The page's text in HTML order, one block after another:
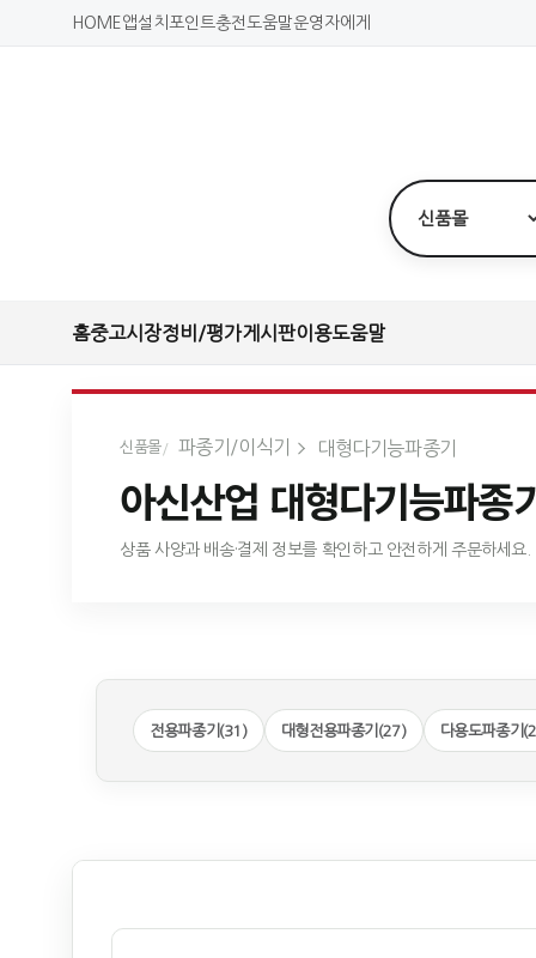
HOME 앱설치 포인트충전도움말운영자에게
홈중고시장정비/평가게시판이용도움말
신품몰 파종기/이식기 대형다기능파종기
아신산업 대형다기능파
상품 사양과 배송·결제 정보를 확인하고 안전하게 주문하세요.
전용파종기(31) 대형전용파종기(27) 다용도파종기